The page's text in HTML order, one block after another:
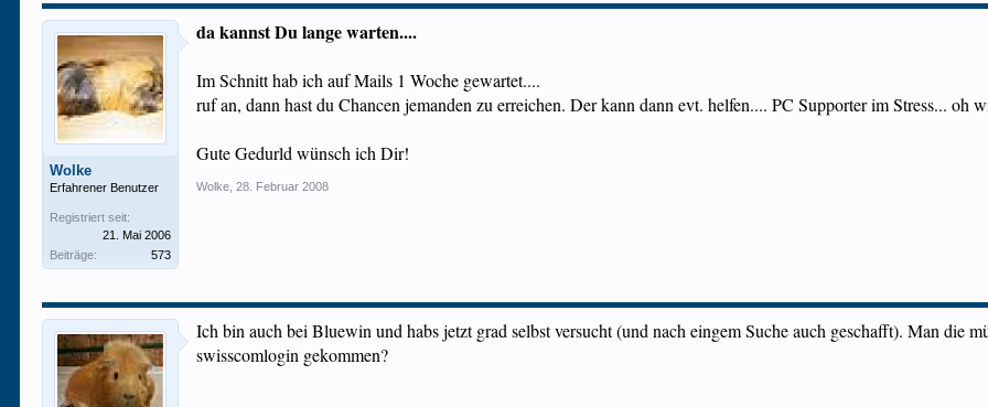
Wolke
Erfahrener Benutzer
Registriert seit:
21. Mai 2006
Beiträge:
573
da kannst Du lange warten....
Im Schnitt hab ich auf Mails 1 Woche gewartet....
ruf an, dann hast du Chancen jemanden zu erreichen. Der kann dann evt. helfen.... PC Supporter im Stress... oh
Gute Gedurld wünsch ich Dir!
Wolke 28. Februar 2008
Ich bin auch bei Bluewin und habs jetzt grad selbst versucht (und nach eingem Suche auch geschafft). Man die
swisscomlogin gekommen?